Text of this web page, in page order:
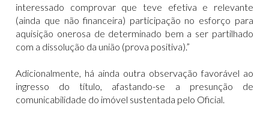
interessado comprovar que teve efetiva e relevante
(ainda que não financeira) participação no esforço para
aquisição onerosa de determinado bem a ser partilhado
com a dissolução da união (prova positiva).”
Adicionalmente, há ainda outra observação favorável ao
ingresso do título, afastando-se a presunção de
comunicabilidade do imóvel sustentada pelo Oficial.